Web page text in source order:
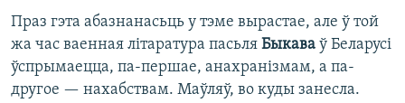
Праз гэта абазнанасьць у тэме вырастае, але ў той
жа час ваенная літаратура пасьля Быкава ў Беларусі
ўспрымаецца, па-першае, анахранізмам, а па-
другое — нахабствам. Маўляў, во куды занесла.